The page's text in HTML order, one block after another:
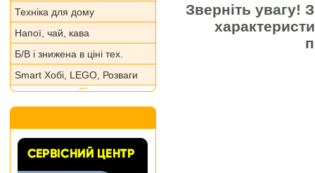
Техніка для дому
Напої, чай, кава
Б/В і знижена в ціні тех.
Smart Хобі, LEGO, Розваги
Зверніть увагу!